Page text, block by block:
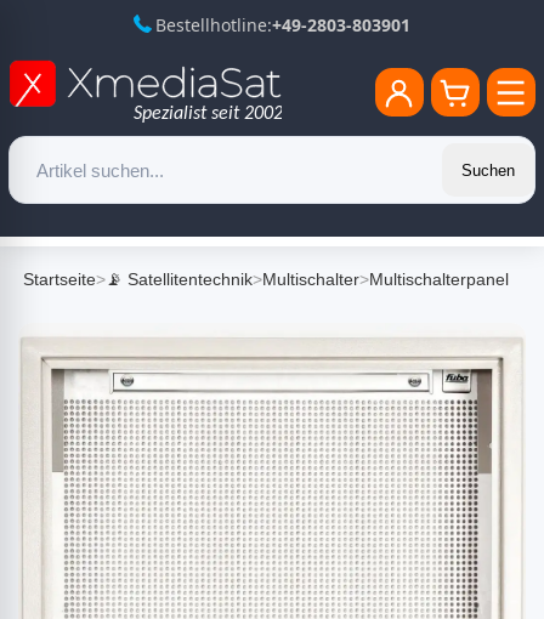
Bestellhotline:+49-2803-803901
Suchen
Startseite>📡 Satellitentechnik>Multischalter>Multischalterpanel